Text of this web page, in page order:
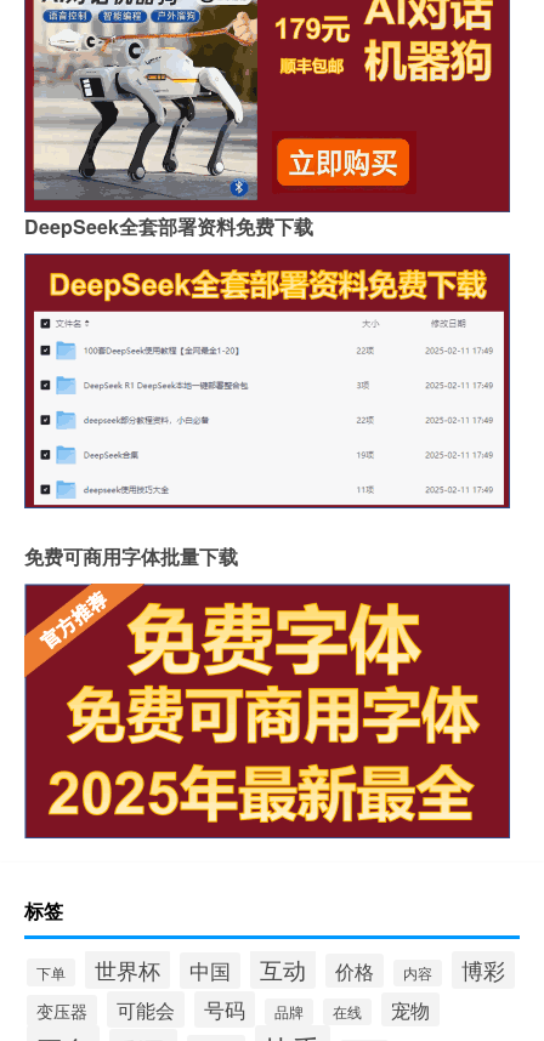
DeepSeek全套部署资料免费下载
免费可商用字体批量下载
标签
下单 世界杯 中国 互动 价格 内容 博彩
变压器 可能会 号码 品牌 在线 宠物